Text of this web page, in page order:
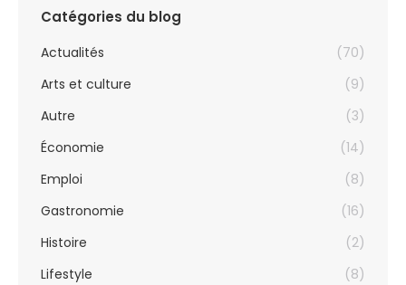
Catégories du blog
Actualités
(70)
Arts et culture
(9)
Autre
(3)
Économie
(14)
Emploi
(8)
Gastronomie
(16)
Histoire
(2)
Lifestyle
(8)